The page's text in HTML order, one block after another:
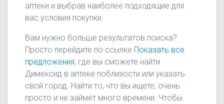
аптеки и выбрав наиболее подходящие для
вас условия покупки.
Вам нужно больше результатов поиска?
Просто перейдите по ссылке Показать все
предложения, где вы сможете найти
Димексид в аптеке поблизости или указать
свой город. Найти то, что вы ищете, очень
просто и не займёт много времени. Чтобы